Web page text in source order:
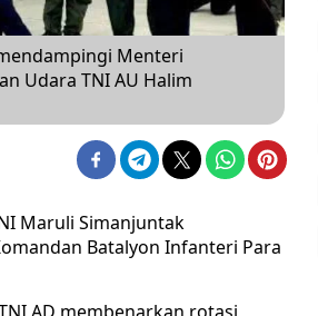
Menteri
Udara TNI AU Halim
Maruli Simanjuntak
Batalyon Infanteri Para